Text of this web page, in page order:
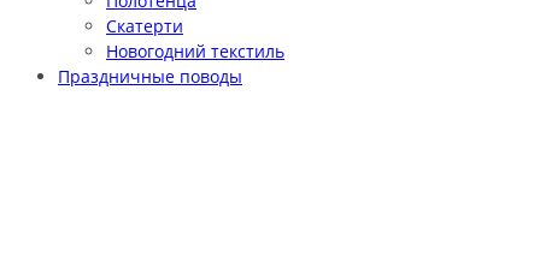
Скатерти
Новогодний текстиль
Праздничные поводы